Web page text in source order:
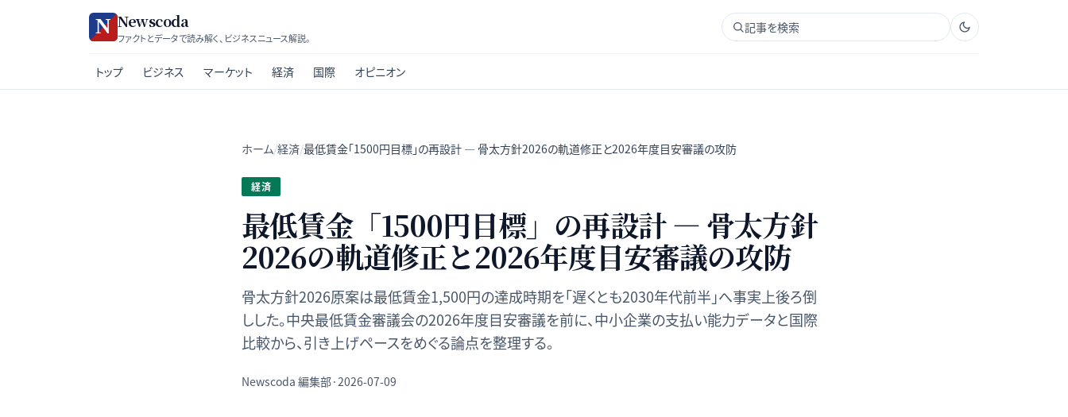
Newscoda
ファクトとデータで読み解く、ビジネスニュース解説。
記事を検索
トップ ビジネス マーケット 経済 国際 オピニオン
ホーム/経済/最低賃金「1500円目標」の再設計 — 骨太方針2026の軌道修正と2026年度目安審議の攻防
経済
最低賃金「1500円目標」の再設計 — 骨太方針
2026の軌道修正と2026年度目安審議の攻防
骨太方針2026原案は最低賃金1,500円の達成時期を「遅くとも2030年代前半」へ事実上後ろ倒
しした。中央最低賃金審議会の2026年度目安審議を前に、中小企業の支払い能力データと国際
比較から、引き上げペースをめぐる論点を整理する。
Newscoda 編集部·2026-07-09